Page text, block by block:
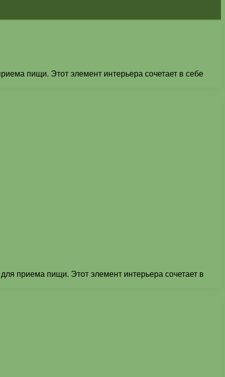
пищи. Этот элемент интерьера сочетает в себе
приема пищи. Этот элемент интерьера сочетает в